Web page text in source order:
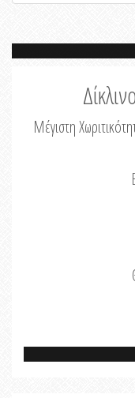
Μέγιστη